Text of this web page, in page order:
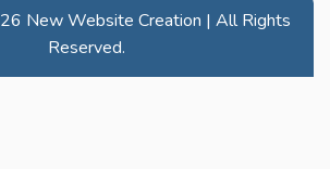
New Website Creation | All Rights
Reserved.